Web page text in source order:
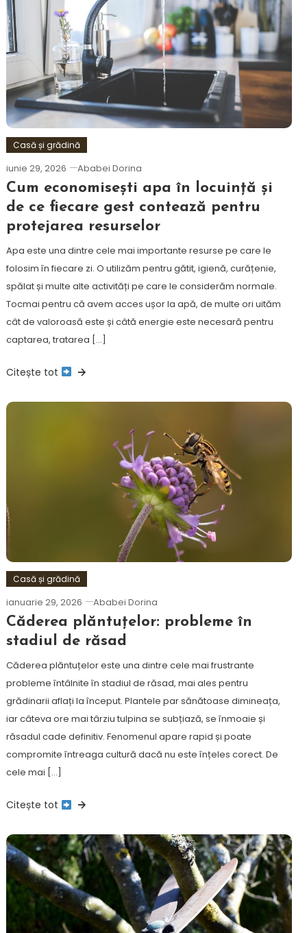
Casă și grădină
iunie 29, 2026 Ababei Dorina
Cum economisești apa în locuință și
de ce fiecare gest contează pentru
protejarea resurselor
Apa este una dintre cele mai importante resurse pe care le
folosim în fiecare zi. O utilizăm pentru gătit, igienă, curățenie,
spălat și multe alte activități pe care le considerăm normale.
Tocmai pentru că avem acces ușor la apă, de multe ori uităm
cât de valoroasă este și câtă energie este necesară pentru
captarea, tratarea […]
Citește tot
Casă și grădină
ianuarie 29, 2026 Ababei Dorina
Căderea plăntuțelor: probleme în
stadiul de răsad
Căderea plăntuțelor este una dintre cele mai frustrante
probleme întâlnite în stadiul de răsad, mai ales pentru
grădinarii aflați la început. Plantele par sănătoase dimineața,
iar câteva ore mai târziu tulpina se subțiază, se înmoaie și
răsadul cade definitiv. Fenomenul apare rapid și poate
compromite întreaga cultură dacă nu este înțeles corect. De
cele mai […]
Citește tot